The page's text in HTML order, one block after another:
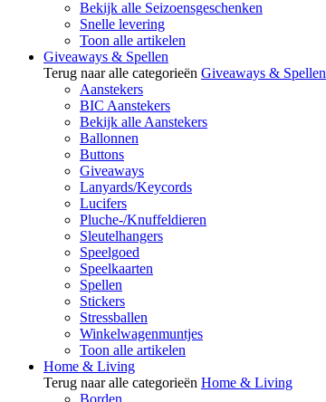
Bekijk alle Seizoensgeschenken
Snelle levering
Toon alle artikelen
Giveaways & Spellen
Terug naar alle categorieën Giveaways & Spellen
Aanstekers
BIC Aanstekers
Bekijk alle Aanstekers
Ballonnen
Buttons
Giveaways
Lanyards/Keycords
Lucifers
Pluche-/Knuffeldieren
Sleutelhangers
Speelgoed
Speelkaarten
Spellen
Stickers
Stressballen
Winkelwagenmuntjes
Toon alle artikelen
Home & Living
Terug naar alle categorieën Home & Living
Borden